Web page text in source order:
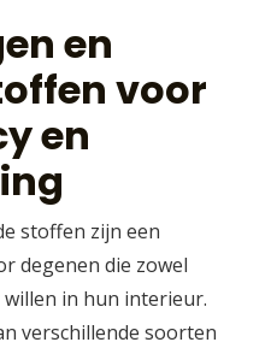
en
voor
en
stoffen zijn een
degenen die zowel
in hun interieur.
verschillende soorten